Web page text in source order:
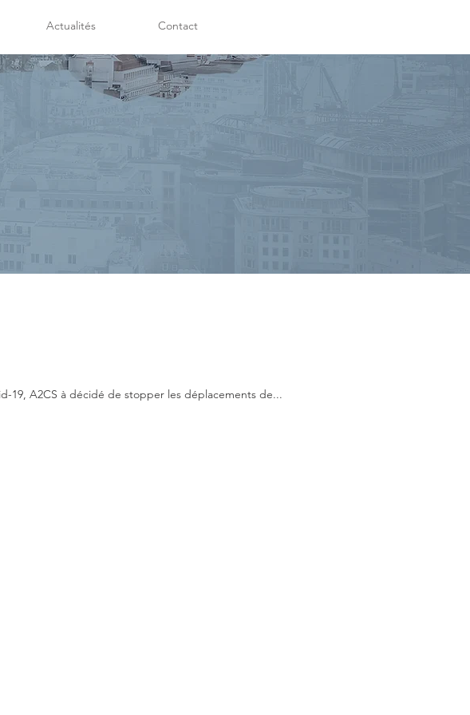
Actualités Contact
19, A2CS à décidé de stopper les déplacements de...